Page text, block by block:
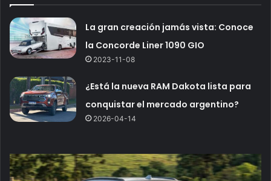
La gran creación jamás vista: Conoce
la Concorde Liner 1090 GIO
2023-11-08
¿Está la nueva RAM Dakota lista para
conquistar el mercado argentino?
2026-04-14